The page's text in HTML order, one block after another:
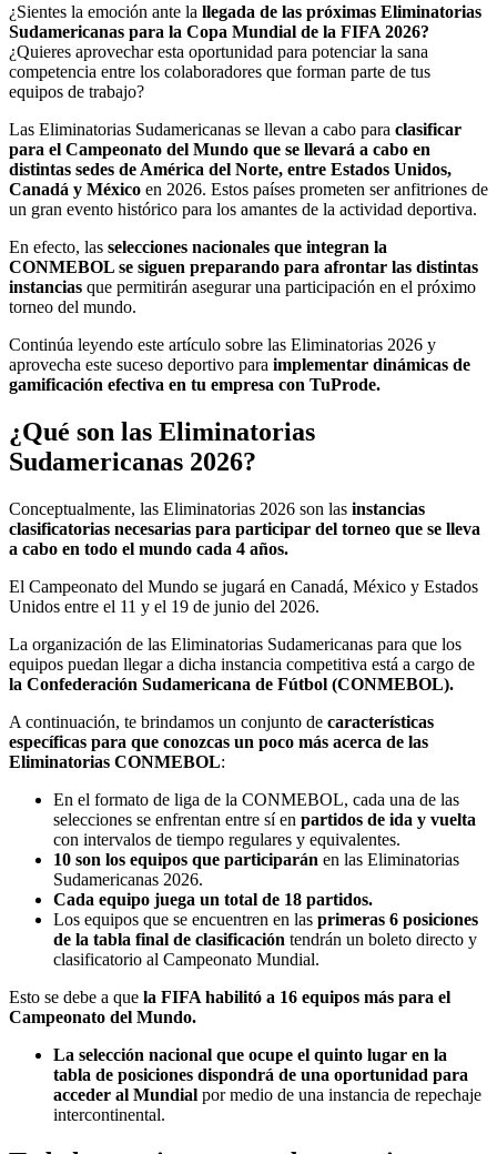
¿Sientes la emoción ante la llegada de las próximas Eliminatorias
Sudamericanas para la Copa Mundial de la FIFA 2026?
¿Quieres aprovechar esta oportunidad para potenciar la sana
competencia entre los colaboradores que forman parte de tus
equipos de trabajo?
Las Eliminatorias Sudamericanas se llevan a cabo para clasificar
para el Campeonato del Mundo que se llevará a cabo en
distintas sedes de América del Norte, entre Estados Unidos,
Canadá y México en 2026. Estos países prometen ser anfitriones de
un gran evento histórico para los amantes de la actividad deportiva.
En efecto, las selecciones nacionales que integran la
CONMEBOL se siguen preparando para afrontar las distintas
instancias que permitirán asegurar una participación en el próximo
torneo del mundo.
Continúa leyendo este artículo sobre las Eliminatorias 2026 y
aprovecha este suceso deportivo para implementar dinámicas de
gamificación efectiva en tu empresa con TuProde.
¿Qué son las Eliminatorias
Sudamericanas 2026?
Conceptualmente, las Eliminatorias 2026 son las instancias
clasificatorias necesarias para participar del torneo que se lleva
a cabo en todo el mundo cada 4 años.
El Campeonato del Mundo se jugará en Canadá, México y Estados
Unidos entre el 11 y el 19 de junio del 2026.
La organización de las Eliminatorias Sudamericanas para que los
equipos puedan llegar a dicha instancia competitiva está a cargo de
la Confederación Sudamericana de Fútbol (CONMEBOL).
A continuación, te brindamos un conjunto de características
específicas para que conozcas un poco más acerca de las
Eliminatorias CONMEBOL:
En el formato de liga de la CONMEBOL, cada una de las
selecciones se enfrentan entre sí en partidos de ida y vuelta
con intervalos de tiempo regulares y equivalentes.
10 son los equipos que participarán en las Eliminatorias
Sudamericanas 2026.
Cada equipo juega un total de 18 partidos.
Los equipos que se encuentren en las primeras 6 posiciones
de la tabla final de clasificación tendrán un boleto directo y
clasificatorio al Campeonato Mundial.
Esto se debe a que la FIFA habilitó a 16 equipos más para el
Campeonato del Mundo.
La selección nacional que ocupe el quinto lugar en la
tabla de posiciones dispondrá de una oportunidad para
acceder al Mundial por medio de una instancia de repechaje
intercontinental.